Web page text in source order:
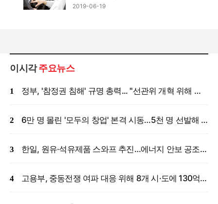
2019-06-19
이시각주요뉴스
정부, '참정권 침해' 규명 총력... "선관위 개혁 위해 국정조사 등 모든 조치"
6만 명 몰린 '모두의 창업' 본격 시동…5천 명 선발해 밀착 지원
한일, 원유·석유제품 스와프 추진…에너지 안보 공조 강화
고용부, 중동전쟁 여파 대응 위해 8개 시·도에 130억 원 긴급 투입